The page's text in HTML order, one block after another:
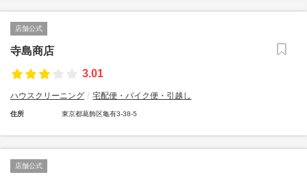
店舗公式
寺島商店
3.01
ハウスクリーニング 宅配便・バイク便・引越し
住所 東京都葛飾区亀有3-38-5
店舗公式